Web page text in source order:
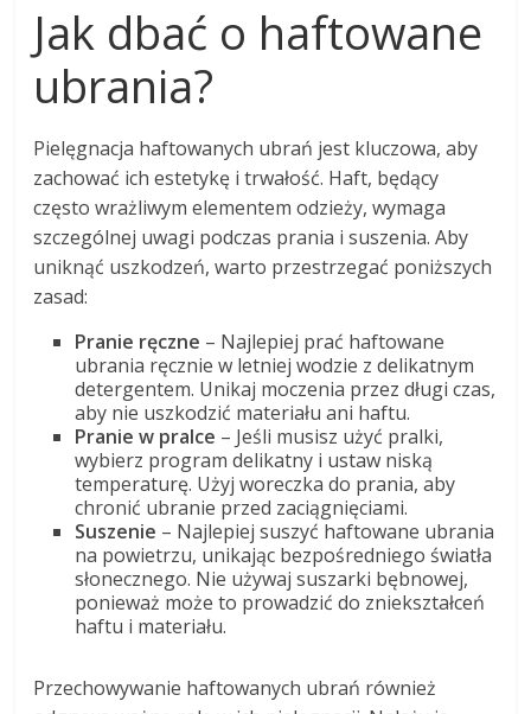
Jak dbać o haftowane
ubrania?
Pielęgnacja haftowanych ubrań jest kluczowa, aby
zachować ich estetykę i trwałość. Haft, będący
często wrażliwym elementem odzieży, wymaga
szczególnej uwagi podczas prania i suszenia. Aby
uniknąć uszkodzeń, warto przestrzegać poniższych
zasad:
Pranie ręczne – Najlepiej prać haftowane
ubrania ręcznie w letniej wodzie z delikatnym
detergentem. Unikaj moczenia przez długi czas,
aby nie uszkodzić materiału ani haftu.
Pranie w pralce – Jeśli musisz użyć pralki,
wybierz program delikatny i ustaw niską
temperaturę. Użyj woreczka do prania, aby
chronić ubranie przed zaciągnięciami.
Suszenie – Najlepiej suszyć haftowane ubrania
na powietrzu, unikając bezpośredniego światła
słonecznego. Nie używaj suszarki bębnowej,
ponieważ może to prowadzić do zniekształceń
haftu i materiału.
Przechowywanie haftowanych ubrań również